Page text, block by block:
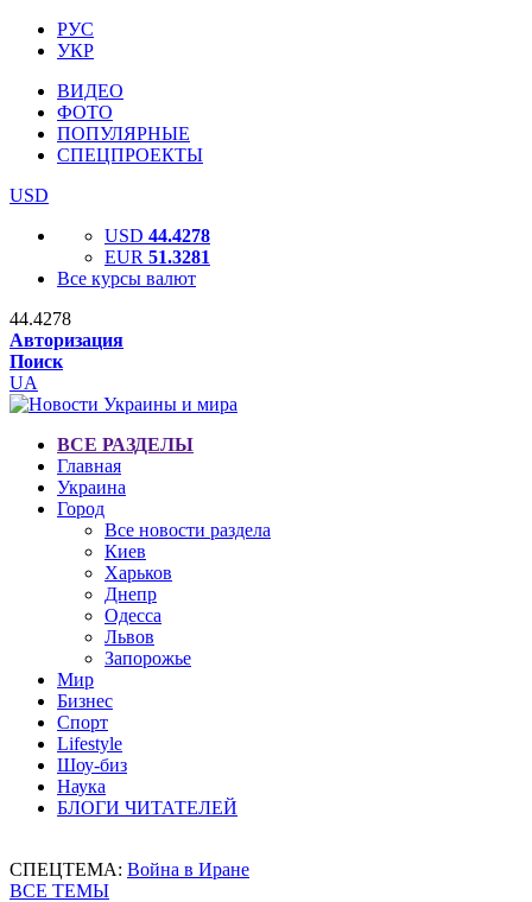
РУС
УКР
ВИДЕО
ФОТО
ПОПУЛЯРНЫЕ
СПЕЦПРОЕКТЫ
USD
USD 44.4278
EUR 51.3281
Все курсы валют
44.4278
Авторизация
Поиск
UA
ВСЕ РАЗДЕЛЫ
Главная
Украина
Город
Все новости раздела
Киев
Харьков
Днепр
Одесса
Львов
Запорожье
Мир
Бизнес
Спорт
Lifestyle
Шоу-биз
Наука
БЛОГИ ЧИТАТЕЛЕЙ
СПЕЦТЕМА: Война в Иране
ВСЕ ТЕМЫ